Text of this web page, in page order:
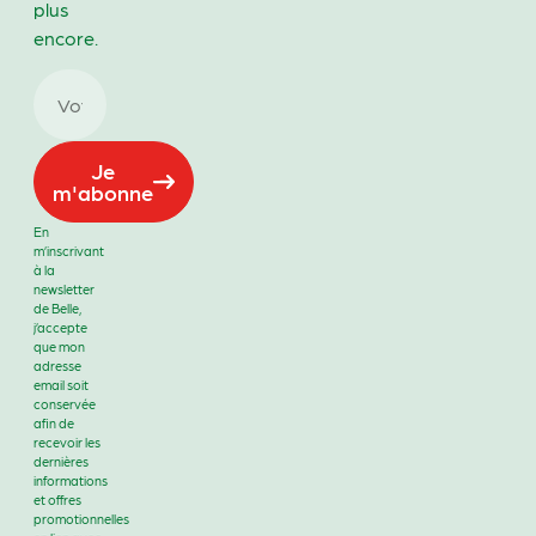
plus
encore.
Je
m'abonne
En
m’inscrivant
à la
newsletter
de Belle,
j’accepte
que mon
adresse
email soit
conservée
afin de
recevoir les
dernières
informations
et offres
promotionnelles